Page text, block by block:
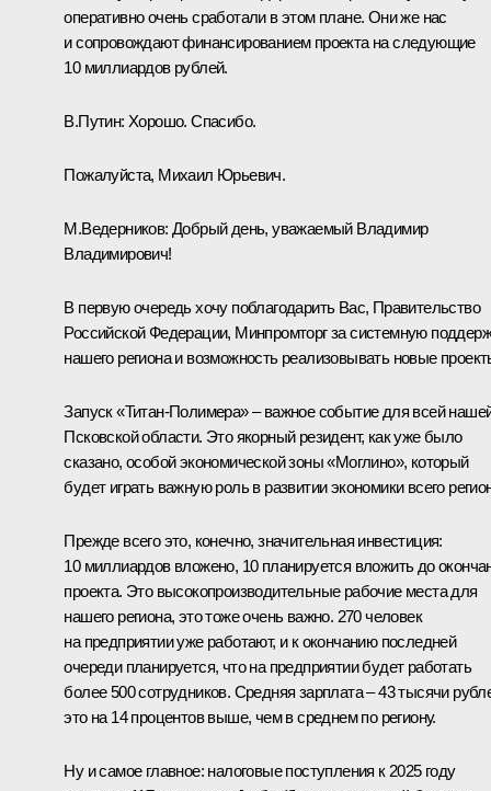
оперативно очень сработали в этом плане. Они же нас
и сопровождают финансированием проекта на следующие
10 миллиардов рублей.
В.Путин: Хорошо. Спасибо.
Пожалуйста, Михаил Юрьевич.
М.Ведерников: Добрый день, уважаемый Владимир
Владимирович!
В первую очередь хочу поблагодарить Вас, Правительство
Российской Федерации, Минпромторг за системную
нашего региона и возможность реализовывать новые
Запуск «Титан-Полимера» – важное событие для всей
Псковской области. Это якорный резидент, как уже было
сказано, особой экономической зоны «Моглино», который
будет играть важную роль в развитии экономики всего
Прежде всего это, конечно, значительная инвестиция:
10 миллиардов вложено, 10 планируется вложить до
проекта. Это высокопроизводительные рабочие места для
нашего региона, это тоже очень важно. 270 человек
на предприятии уже работают, и к окончанию последней
очереди планируется, что на предприятии будет работать
более 500 сотрудников. Средняя зарплата – 43 тысячи
это на 14 процентов выше, чем в среднем по региону.
Ну и самое главное: налоговые поступления к 2025 году